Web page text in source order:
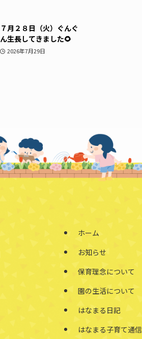
７月２８日（火）ぐんぐ
ん生長してきました🌻
2026年7月29日
ホーム
お知らせ
保育理念について
園の生活について
はなまる日記
はなまる子育て通信